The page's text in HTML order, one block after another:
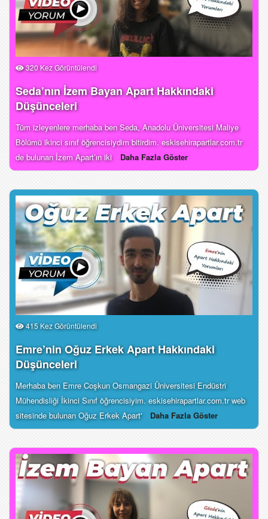
320 Kez Görüntülendi
Seda’nın İzem Bayan Apart Hakkındaki
Düşünceleri
Tüm izleyenlere merhaba ben Seda, Anadolu Üniversitesi Maliye
Bölümü ikinci sınıf öğrencisiydim bitirdim. eskisehirapartlar.com.tr
de bulunan İzem Apart’ın iki
Daha Fazla Göster
415 Kez Görüntülendi
Emre’nin Oğuz Erkek Apart Hakkındaki
Düşünceleri
Merhaba ben Emre Coşkun Osmangazi Üniversitesi Endüstri
Mühendisliği İkinci Sınıf öğrencisiyim. eskisehirapartlar.com.tr web
sitesinde bulunan Oğuz Erkek Apart'
Daha Fazla Göster